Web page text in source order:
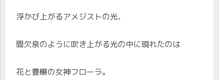
浮かび上がるアメジストの光、
間欠泉のように吹き上がる光の中に現れたのは
花と豊穣の女神フローラ。